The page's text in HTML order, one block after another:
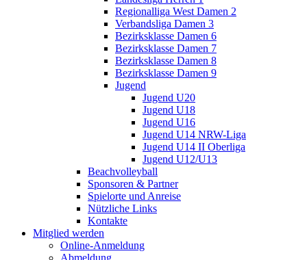
Regionalliga West Damen 2
Verbandsliga Damen 3
Bezirksklasse Damen 6
Bezirksklasse Damen 7
Bezirksklasse Damen 8
Bezirksklasse Damen 9
Jugend
Jugend U20
Jugend U18
Jugend U16
Jugend U14 NRW-Liga
Jugend U14 II Oberliga
Jugend U12/U13
Beachvolleyball
Sponsoren & Partner
Spielorte und Anreise
Nützliche Links
Kontakte
Mitglied werden
Online-Anmeldung
Abmeldung